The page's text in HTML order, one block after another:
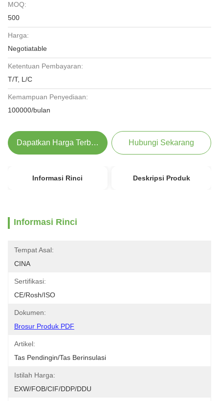
MOQ:
500
Harga:
Negotiatable
Ketentuan Pembayaran:
T/T, L/C
Kemampuan Penyediaan:
100000/bulan
Dapatkan Harga Terbaik Hubungi Sekarang
Informasi Rinci Deskripsi Produk
Informasi Rinci
Tempat Asal:
CINA
Sertifikasi:
CE/Rosh/ISO
Dokumen:
Brosur Produk PDF
Artikel:
Tas Pendingin/tas Berinsulasi
Istilah Harga:
EXW/FOB/CIF/DDP/DDU